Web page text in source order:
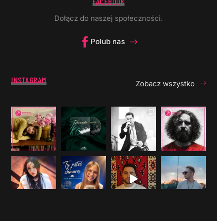
Dołącz do naszej społeczności.
Polub nas
INSTAGRAM Zobacz wszystko